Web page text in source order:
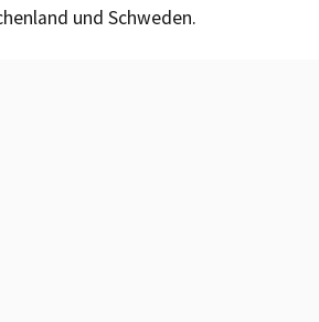
und Schweden.